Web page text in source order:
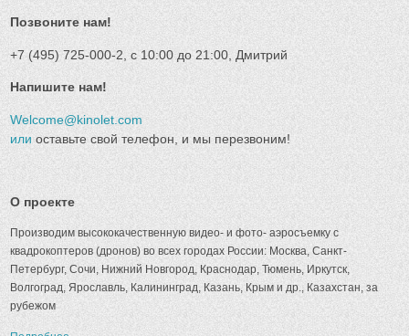
Позвоните нам!
+7 (495) 725-000-2, с 10:00 до 21:00, Дмитрий
Напишите нам!
Welcome@kinolet.com
илиоставьте свой телефон, и мы перезвоним!
О проекте
Производим высококачественную видео- и фото- аэросъемку с
квадрокоптеров (дронов) во всех городах России: Москва, Санкт-
Петербург, Сочи, Нижний Новгород, Краснодар, Тюмень, Иркутск,
Волгоград, Ярославль, Калининград, Казань, Крым и др., Казахстан, за
рубежом